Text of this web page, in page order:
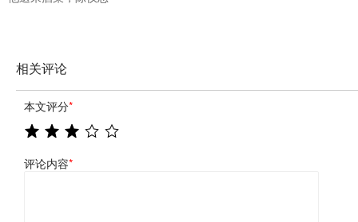
相关评论
本文评分*
评论内容*